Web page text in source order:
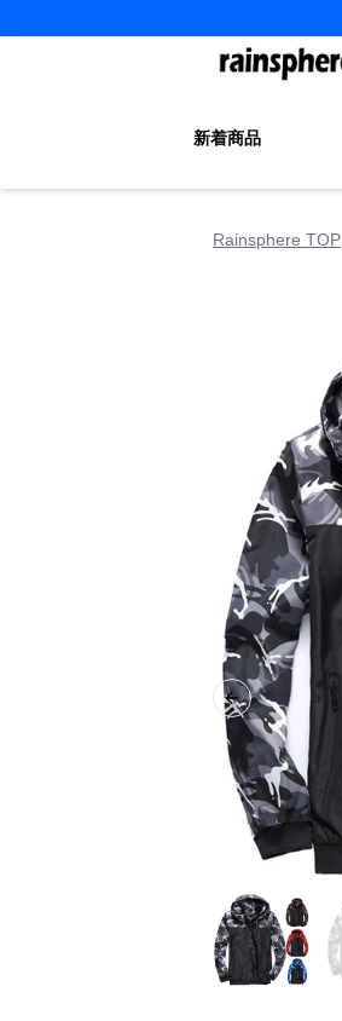
新着商品
Rainsphere TOP
Previous slide